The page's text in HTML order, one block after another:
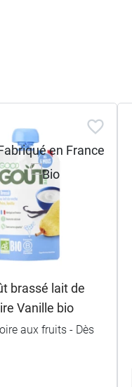
brassé lait de
Vanille bio
aux fruits - Dès